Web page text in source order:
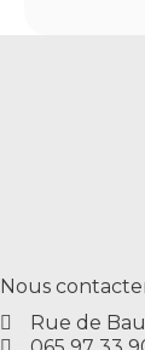
Nous
Rue de